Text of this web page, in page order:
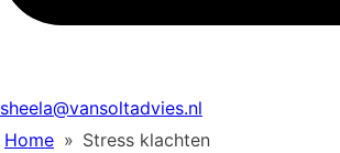
sheela@vansoltadvies.nl
Home » Stress klachten